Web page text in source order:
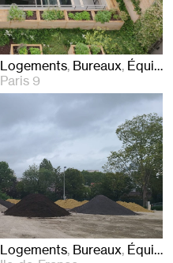
Logements Bureaux Équipements
Paris 9
Logements Bureaux Équipements